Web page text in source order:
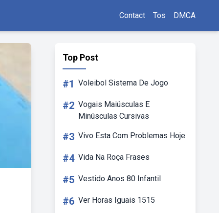
Contact Tos DMCA
Top Post
#1 Voleibol Sistema De Jogo
#2 Vogais Maiúsculas E
Minúsculas Cursivas
#3 Vivo Esta Com Problemas Hoje
#4 Vida Na Roça Frases
#5 Vestido Anos 80 Infantil
#6 Ver Horas Iguais 1515